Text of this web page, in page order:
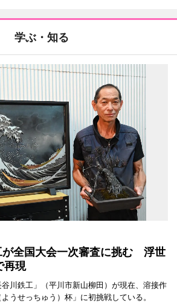
学ぶ・知る
が全国大会一次審査に挑む 浮世
再現
川鉄工」（平川市新山柳田）が現在、溶接作
うせっちゅう）杯」に初挑戦している。